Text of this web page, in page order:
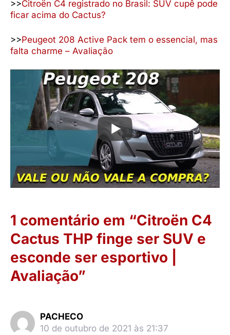
>>Citroën C4 registrado no Brasil: SUV cupê pode
ficar acima do Cactus?
>>Peugeot 208 Active Pack tem o essencial, mas
falta charme – Avaliação
1 comentário em “Citroën C4
Cactus THP finge ser SUV e
esconde ser esportivo |
Avaliação”
PACHECO
10 de outubro de 2021 às 21:37